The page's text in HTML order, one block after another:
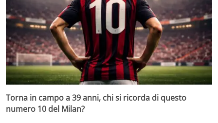
Torna in campo a 39 anni, chi si ricorda di questo
numero 10 del Milan?